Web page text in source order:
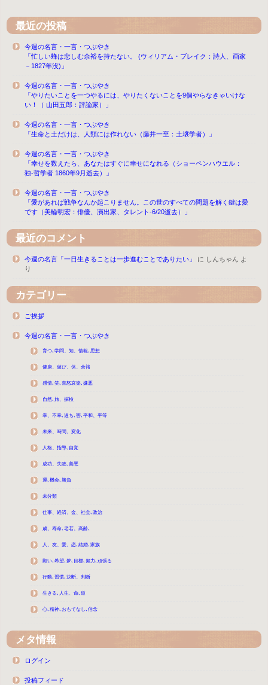
最近の投稿
今週の名言・一言・つぶやき
「忙しい蜂は悲しむ余裕を持たない。 (ウィリアム・ブレイク：詩人、画家
－1827年没)」
今週の名言・一言・つぶやき
「やりたいことを一つやるには、やりたくないことを9個やらなきゃいけな
い！（ 山田五郎：評論家）」
今週の名言・一言・つぶやき
「生命と土だけは、人類には作れない（藤井一至：土壌学者）」
今週の名言・一言・つぶやき
「幸せを数えたら、あなたはすぐに幸せになれる（ショーペンハウエル：
独-哲学者 1860年9月逝去）」
今週の名言・一言・つぶやき
「愛があれば戦争なんか起こりません。この世のすべての問題を解く鍵は愛
です（美輪明宏：俳優、演出家、タレント-6/20逝去）」
最近のコメント
今週の名言「一日生きることは一歩進むことでありたい」 に しんちゃん よ
り
カテゴリー
ご挨拶
今週の名言・一言・つぶやき
育つ､学問、知、情報､思想
健康、遊び、休、余裕
感情､笑､喜怒哀楽､嫌悪
自然､旅、探検
幸、不幸､過ち､害､平和、平等
未来、時間、変化
人格、指導､自覚
成功、失敗､善悪
運､機会､勝負
未分類
仕事、経済、金、社会､政治
歳、寿命､老若、高齢､
人、友、愛、恋､結婚､家族
願い､希望､夢､目標､努力､頑張る
行動､習慣､決断、判断
生きる､人生、命､道
心､精神､おもてなし､信念
メタ情報
ログイン
投稿フィード